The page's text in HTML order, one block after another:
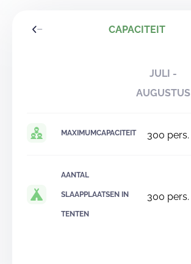
CAPACITEIT
JULI -
AUGUSTUS
MAXIMUMCAPACITEIT 300 pers.
AANTAL
SLAAPPLAATSEN IN
TENTEN
300 pers.